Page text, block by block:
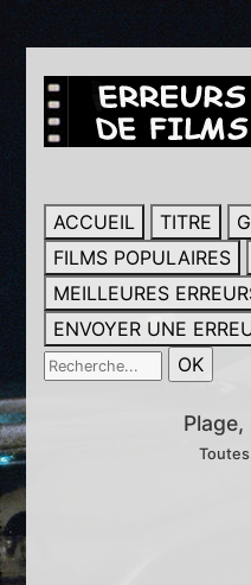
ACCUEIL TITRE
FILMS POPULAIRES
MEILLEURES
ENVOYER UNE